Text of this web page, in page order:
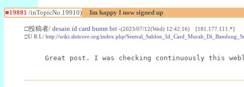
■19881 /inTopicNo.19910) Im happy I now signed up
□投稿者/ desain id card bumn bri -(2023/07/12(Wed) 12:42:16) [181.177.111.*]
□U R L/ http://wiki.shitcore.org/index.php/
Great post. I was checking continuously this